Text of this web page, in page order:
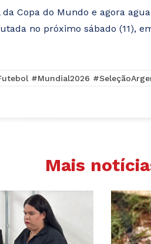
Copa do Mundo e agora
no próximo sábado (11),
#Mundial2026
Mais